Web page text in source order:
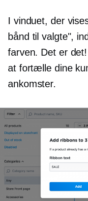
I vinduet, der
bånd til valgte",
farven. Det er
at fortælle dine
ankomster.